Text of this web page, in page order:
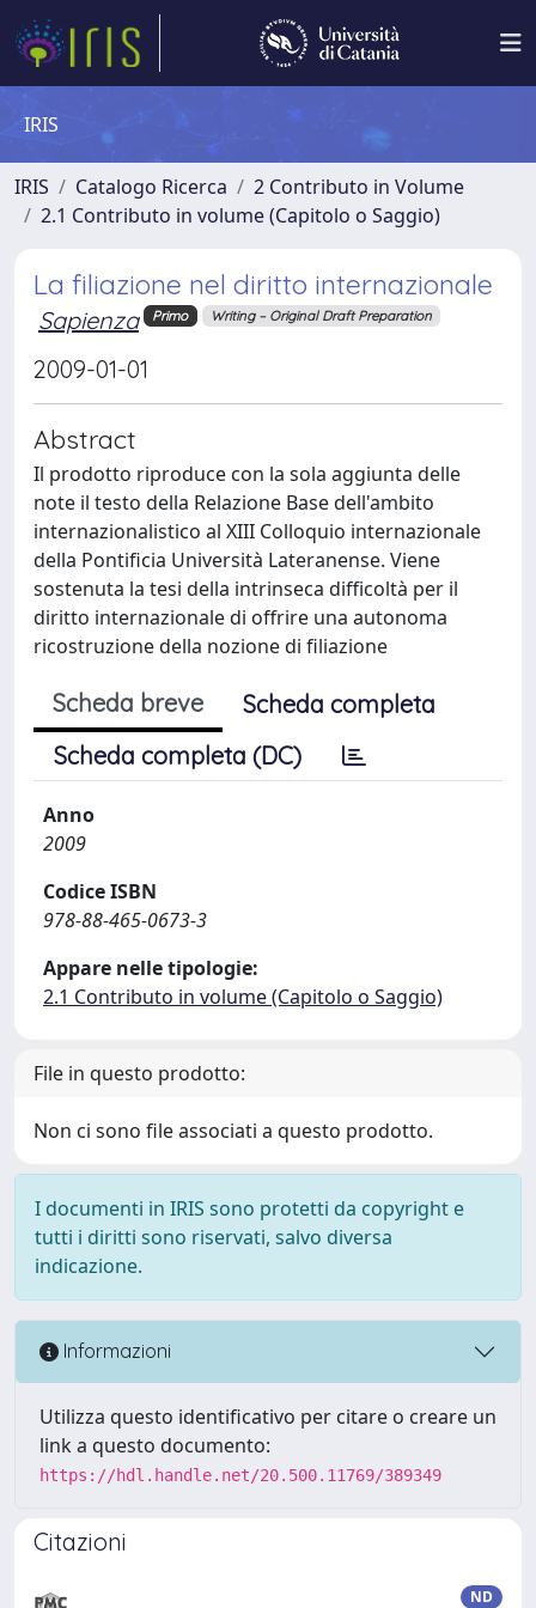
IRIS
IRIS Catalogo Ricerca
2 Contributo in Volume
2.1 Contributo in volume (Capitolo o Saggio)
La filiazione nel diritto internazionale
Sapienza Primo Writing – Original Draft Preparation
2009-01-01
Abstract
Il prodotto riproduce con la sola aggiunta delle
note il testo della Relazione Base dell'ambito
internazionalistico al XIII Colloquio internazionale
della Pontificia Università Lateranense. Viene
sostenuta la tesi della intrinseca difficoltà per il
diritto internazionale di offrire una autonoma
ricostruzione della nozione di filiazione
Scheda breve
Scheda completa
Scheda completa (DC)
Anno
2009
Codice ISBN
978-88-465-0673-3
Appare nelle tipologie:
2.1 Contributo in volume (Capitolo o Saggio)
File in questo prodotto:
Non ci sono file associati a questo prodotto.
I documenti in IRIS sono protetti da copyright e
tutti i diritti sono riservati, salvo diversa
indicazione.
Informazioni
Utilizza questo identificativo per citare o creare un
link a questo documento:
https://hdl.handle.net/20.500.11769/389349
Citazioni
ND